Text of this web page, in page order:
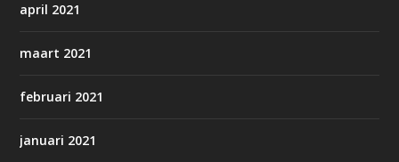
april 2021
maart 2021
februari 2021
januari 2021